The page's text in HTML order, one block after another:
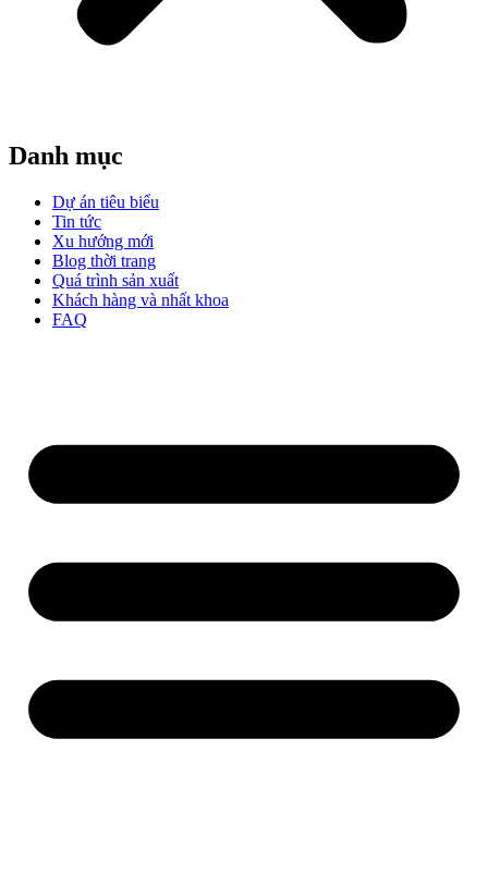
Danh mục
Dự án tiêu biểu
Tin tức
Xu hướng mới
Blog thời trang
Quá trình sản xuất
Khách hàng và nhất khoa
FAQ